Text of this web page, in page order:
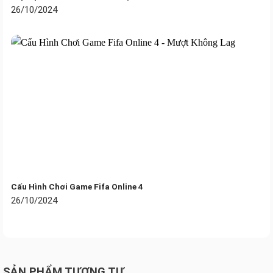
Cấu hình làm mát Zero RPM trong phần mềm CORSAIR
26/10/2024
Cấu Hình Chơi Game Fifa Online 4
26/10/2024